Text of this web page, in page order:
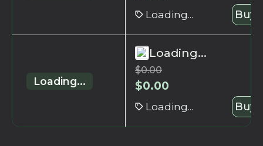
Loading... Buy
Loading...
Loading...
$0.00
$0.00
Loading... Buy